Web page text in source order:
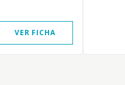
VER FICHA